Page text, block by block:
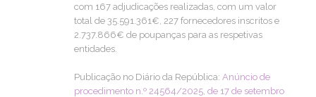
com 167 adjudicações realizadas, com um valor
total de 35.591.361€, 227 fornecedores inscritos e
2.737.866€ de poupanças para as respetivas
entidades.
Publicação no Diário da República: Anúncio de
procedimento n.º 24564/2025, de 17 de setembro